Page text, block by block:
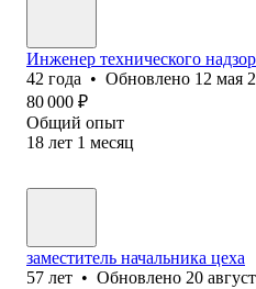
Инженер технического
42 года • Обновлено 12 мая
80 000 ₽
Общий опыт
18 лет 1 месяц
заместитель начальника цеха
57 лет • Обновлено 20